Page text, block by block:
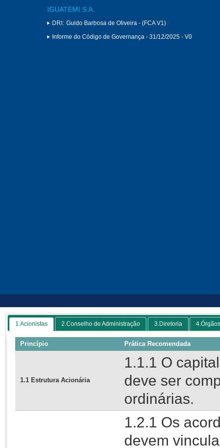
IGUATEMI S.A.
DRI: Guido Barbosa de Oliveira - (FCA V1)
Informe do Código de Governança - 31/12/2025 - V0